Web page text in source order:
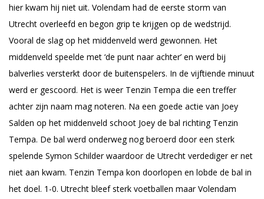
hier kwam hij niet uit. Volendam had de eerste storm van
Utrecht overleefd en begon grip te krijgen op de wedstrijd.
Vooral de slag op het middenveld werd gewonnen. Het
middenveld speelde met ‘de punt naar achter’ en werd bij
balverlies versterkt door de buitenspelers. In de vijftiende minuut
werd er gescoord. Het is weer Tenzin Tempa die een treffer
achter zijn naam mag noteren. Na een goede actie van Joey
Salden op het middenveld schoot Joey de bal richting Tenzin
Tempa. De bal werd onderweg nog beroerd door een sterk
spelende Symon Schilder waardoor de Utrecht verdediger er net
niet aan kwam. Tenzin Tempa kon doorlopen en lobde de bal in
het doel. 1-0. Utrecht bleef sterk voetballen maar Volendam